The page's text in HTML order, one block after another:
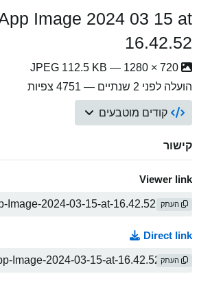
Image 2024 03 15 at
16.42.52
720 × 1280 — JPEG 112.5 KB
הועלהלפני 2 שנתיים — 4751 צפיות
קודים מוטבעים
קישור
Viewer link
העתק
Direct link
העתק